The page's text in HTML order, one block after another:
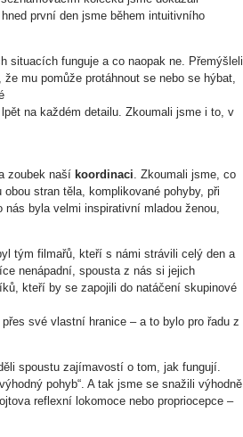
první den jsme během intuitivního
situacích funguje a co naopak ne. Přemýšleli
mu pomůže protáhnout se nebo se hýbat,
na každém detailu. Zkoumali jsme i to, v
zoubek naší koordinaci. Zkoumali jsme, co
stran těla, komplikované pohyby, při
byla velmi inspirativní mladou ženou,
tým filmařů, kteří s námi strávili celý den a
nenápadní, spousta z nás si jejich
kteří by se zapojili do natáčení skupinové
své vlastní hranice – a to bylo pro řadu z
spoustu zajímavostí o tom, jak fungují.
pohyb“. A tak jsme se snažili výhodně
reflexní lokomoce nebo propriocepce –